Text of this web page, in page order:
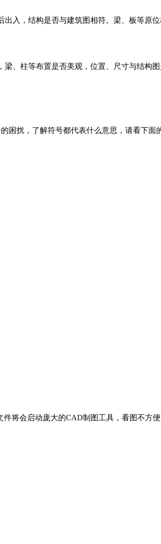
入，结构是否与建筑图相符。梁、板等原
、柱等布置是否美观，位置、尺寸与结构
困扰，了解符号都代表什么意思，请看下面
将会启动庞大的CAD制图工具，看图不方